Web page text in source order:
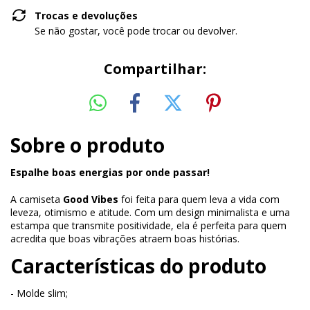
Trocas e devoluções
Se não gostar, você pode trocar ou devolver.
Compartilhar:
Sobre o produto
Espalhe boas energias por onde passar!
A camiseta Good Vibes foi feita para quem leva a vida com
leveza, otimismo e atitude. Com um design minimalista e uma
estampa que transmite positividade, ela é perfeita para quem
acredita que boas vibrações atraem boas histórias.
Características do produto
- Molde slim;